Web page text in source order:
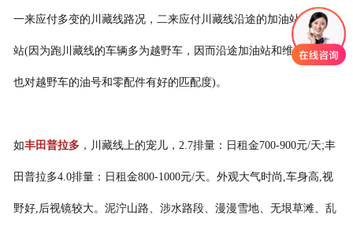
一来应付多变的川藏线路况，二来应付川藏线沿途的加油站和维修
站(因为跑川藏线的车辆多为越野车，因而沿途加油站和维修站一般
也对越野车的油号和零配件有好的匹配度)。
如丰田普拉多，川藏线上的宠儿，2.7排量：日租金700-900元/天;丰
田普拉多4.0排量：日租金800-1000元/天。外观大气时尚,车身高,视
野好,后视镜较大。泥泞山路、涉水路段、漫漫雪地、无垠草滩、乱